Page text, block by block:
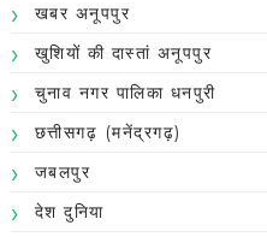
खबर अनूपपुर
खुशियों की दास्तां अनूपपुर
चुनाव नगर पालिका धनपुरी
छत्तीसगढ़ (मनेंद्रगढ़)
जबलपुर
देश दुनिया